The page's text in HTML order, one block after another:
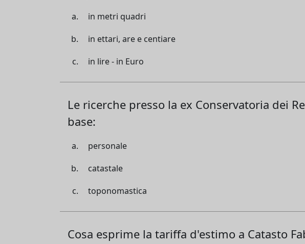
in metri quadri
in ettari, are e centiare
in lire - in Euro
Le ricerche presso la ex Conservatoria dei
base:
personale
catastale
toponomastica
Cosa esprime la tariffa d'estimo a Catasto